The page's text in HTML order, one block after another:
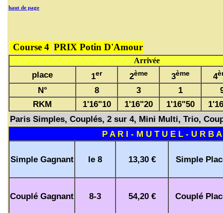
haut de page
Course 4 PRIX Potin D'Amour
Arrivée
place 1er 2ème 3ème 4
N° 8 3 1
RKM
1'16"10 1'16"20 1'16"50
Paris Simples, Couplés, 2 sur 4, Mini Multi, Trio,
P A R I - M U T U E L - U R B
Simple Gagnant le 8 13,30 € Simple
Couplé Gagnant 8-3 54,20 € Couplé